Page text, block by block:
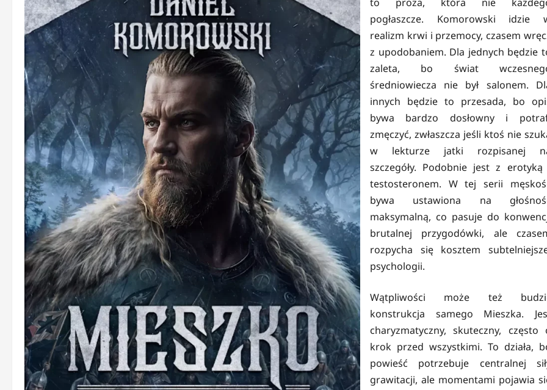
pogłaszcze. Komorowski idzie
realizm krwi i przemocy, czasem
z upodobaniem. Dla jednych będzie
zaleta, bo świat
średniowiecza nie był salonem.
innych będzie to przesada, bo
bywa bardzo dosłowny i
zmęczyć, zwłaszcza jeśli ktoś nie
w lekturze jatki rozpisanej
szczegóły. Podobnie jest z
testosteronem. W tej serii
bywa ustawiona na
maksymalną, co pasuje do
brutalnej przygodówki, ale
rozpycha się kosztem
psychologii.
Wątpliwości może też
konstrukcja samego Mieszka.
charyzmatyczny, skuteczny, często
krok przed wszystkimi. To działa,
powieść potrzebuje centralnej
grawitacji, ale momentami pojawia